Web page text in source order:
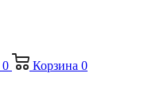
0 Корзина 0